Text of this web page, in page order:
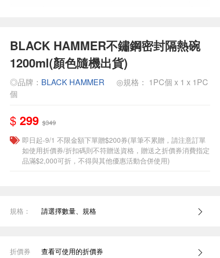
BLACK HAMMER不鏽鋼密封隔熱碗
1200ml(顏色隨機出貨)
◎品牌： BLACK HAMMER
◎規格： 1PC個 x 1 x 1PC
個
$ 299 $349
即日起-9/1 不限金額下單贈$200券(單筆不累贈，請注意訂單
如使用折價券/折扣碼則不符贈送資格，贈送之折價券消費指定
品滿$2,000可折，不得與其他優惠活動合併使用)
規格： 請選擇數量、規格
折價券 查看可使用的折價券